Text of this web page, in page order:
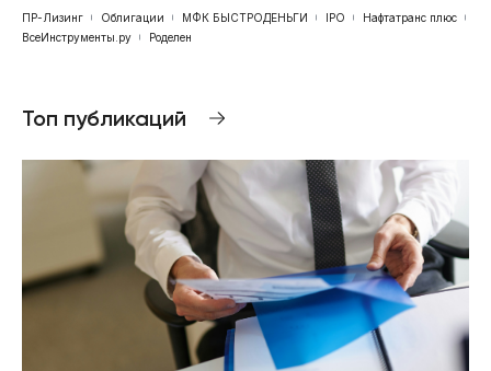
ПР-Лизинг Облигации МФК БЫСТРОДЕНЬГИ IPO
Нафтатранс плюс
ВсеИнструменты.ру
Роделен
Топ публикаций